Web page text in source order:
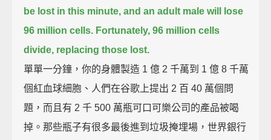
be lost in this minute, and an adult male will lose
96 million cells. Fortunately, 96 million cells
divide, replacing those lost.
單單一分鐘，你的身體製造 1 億 2 千萬到 1 億 8 千萬
個紅血球細胞、人們在谷歌上提出 2 百 40 萬個問
題，而且有 2 千 500 萬瓶可口可樂公司的產品被喝
掉。那些瓶子有很多最後進到垃圾掩埋場，世界銀行